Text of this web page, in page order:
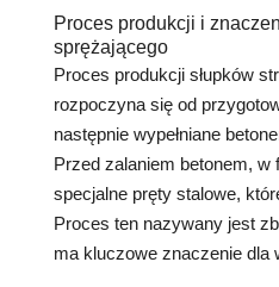
Proces produkcji i
sprężającego
Proces produkcji słupków
rozpoczyna się od
następnie wypełniane
Przed zalaniem betonem,
specjalne pręty stalowe,
Proces ten nazywany jest
ma kluczowe znaczenie dla